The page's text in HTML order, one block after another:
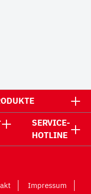
SERVICE-
HOTLINE
Impressum